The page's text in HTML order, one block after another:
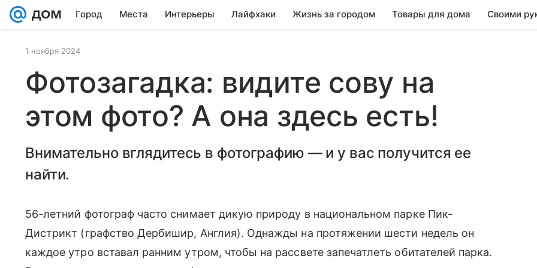
Город Места Интерьеры Лайфхаки Жизнь за городом Товары для дома Своими
1 ноября 2024
Фотозагадка: видите сову на
этом фото? А она здесь есть!
Внимательно вглядитесь в фотографию — и у вас получится ее
найти.
56-летний фотограф часто снимает дикую природу в национальном парке Пик-
Дистрикт (графство Дербишир, Англия). Однажды на протяжении шести недель он
каждое утро вставал ранним утром, чтобы на рассвете запечатлеть обитателей парка.